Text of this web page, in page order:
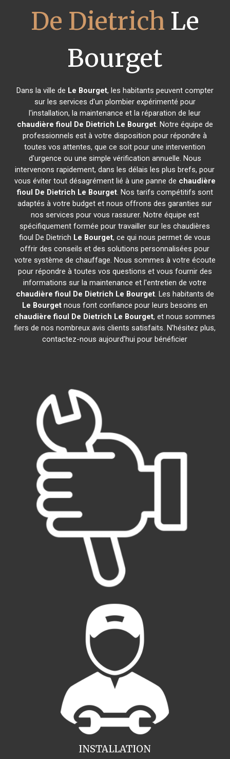
De Dietrich Le
Bourget
Dans la ville de Le Bourget, les habitants peuvent compter
sur les services d'un plombier expérimenté pour
l'installation, la maintenance et la réparation de leur
chaudière fioul De Dietrich Le Bourget. Notre équipe de
professionnels est à votre disposition pour répondre à
toutes vos attentes, que ce soit pour une intervention
d'urgence ou une simple vérification annuelle. Nous
intervenons rapidement, dans les délais les plus brefs, pour
vous éviter tout désagrément lié à une panne de chaudière
fioul De Dietrich Le Bourget. Nos tarifs compétitifs sont
adaptés à votre budget et nous offrons des garanties sur
nos services pour vous rassurer. Notre équipe est
spécifiquement formée pour travailler sur les chaudières
fioul De Dietrich Le Bourget, ce qui nous permet de vous
offrir des conseils et des solutions personnalisées pour
votre système de chauffage. Nous sommes à votre écoute
pour répondre à toutes vos questions et vous fournir des
informations sur la maintenance et l'entretien de votre
chaudière fioul De Dietrich Le Bourget. Les habitants de
Le Bourget nous font confiance pour leurs besoins en
chaudière fioul De Dietrich Le Bourget, et nous sommes
fiers de nos nombreux avis clients satisfaits. N'hésitez plus,
contactez-nous aujourd'hui pour bénéficier
INSTALLATION